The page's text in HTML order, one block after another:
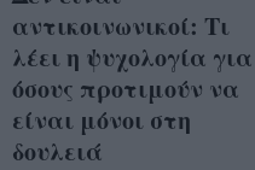
αντικοινωνικοί: Τι
λέει η ψυχολογία για
όσους προτιμούν να
είναι μόνοι στη
δουλειά